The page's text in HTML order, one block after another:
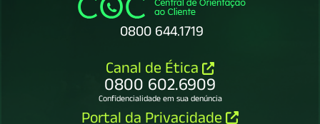
0800 644.1719
Canal de Ética
0800 602.6909
Confidencialidade em sua denúncia